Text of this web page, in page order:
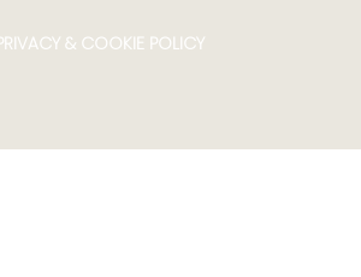
& COOKIE POLICY